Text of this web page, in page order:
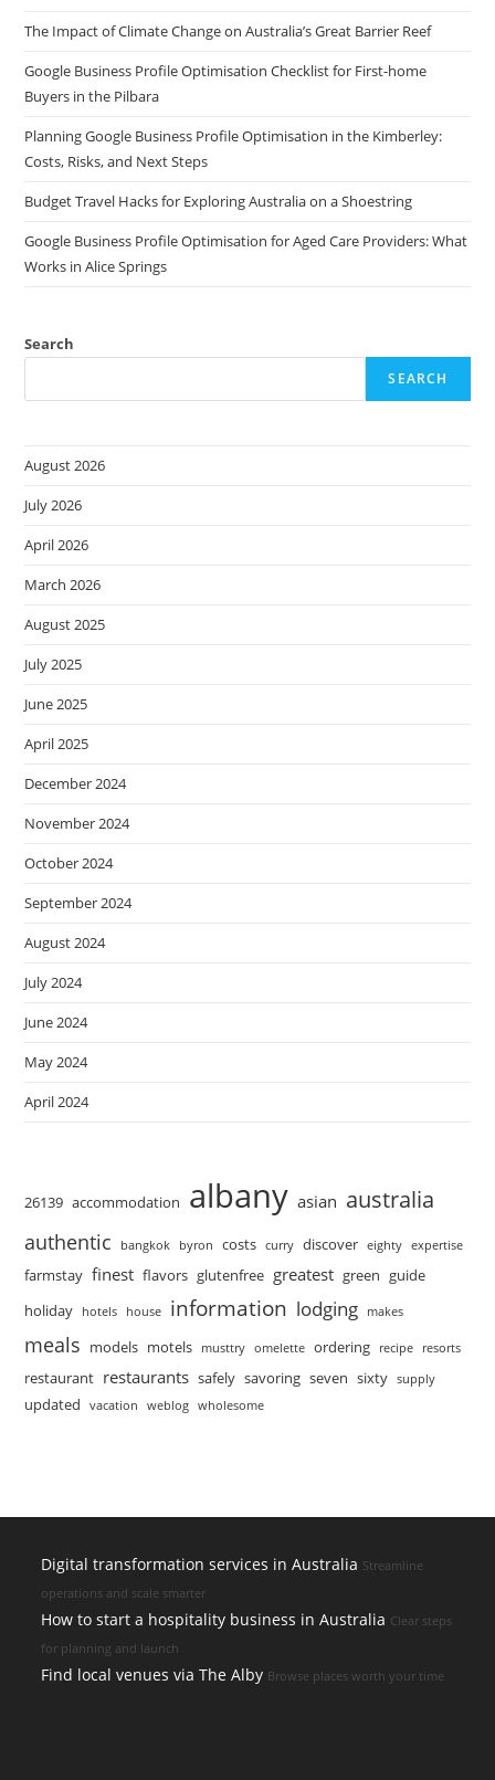
The Impact of Climate Change on Australia’s Great Barrier Reef
Google Business Profile Optimisation Checklist for First-home
Buyers in the Pilbara
Planning Google Business Profile Optimisation in the Kimberley:
Costs, Risks, and Next Steps
Budget Travel Hacks for Exploring Australia on a Shoestring
Google Business Profile Optimisation for Aged Care Providers: What
Works in Alice Springs
Search
SEARCH
August 2026
July 2026
April 2026
March 2026
August 2025
July 2025
June 2025
April 2025
December 2024
November 2024
October 2024
September 2024
August 2024
July 2024
June 2024
May 2024
April 2024
26139 accommodation albany asian australia
authentic bangkok byron costs curry discover eighty expertise
farmstay finest flavors glutenfree greatest green guide
holiday
hotels house information lodging makes
meals models motels musttry omelette ordering recipe resorts
restaurant restaurants safely savoring seven sixty supply
updated vacation weblog wholesome
Digital transformation services in Australia Streamline
operations and scale smarter
How to start a hospitality business in Australia Clear steps
for planning and launch
Find local venues via The Alby Browse places worth your time